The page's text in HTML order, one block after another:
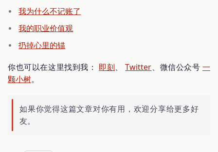
我为什么不记账了
我的职业价值观
扔掉心里的锚
你也可以在这里找到我： 即刻、Twitter、微信公众号一
颗小树。
如果你觉得这篇文章对你有用，欢迎分享给更多好
友。